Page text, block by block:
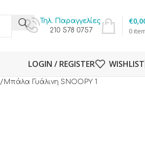
Τηλ. Παραγγελίες
210 578 0757
0
€
LOGIN / REGISTER WISHLIST
Μπάλα Γυάλινη SNOOPY 1